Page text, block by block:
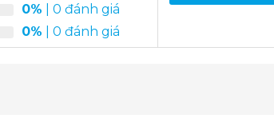
0% | 0 đánh giá
0% | 0 đánh giá